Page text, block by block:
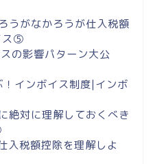
うがなかろうが仕入税額
ス⑤
の影響パターン大公
インボイス制度|インボ
絶対に理解しておくべき
入税額控除を理解しよ